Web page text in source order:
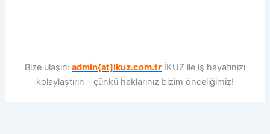
Bize ulaşın: admin{at]ikuz.com.tr İKUZ ile iş hayatınızı
kolaylaştırın – çünkü haklarınız bizim önceliğimiz!